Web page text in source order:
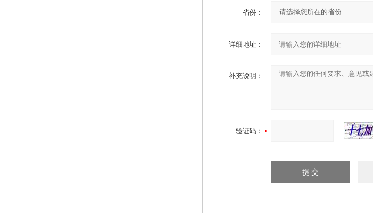
省份：
详细地址：
补充说明：
验证码：